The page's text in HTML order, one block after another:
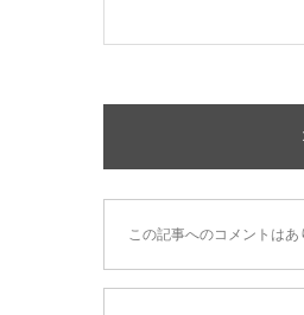
この記事へのコメントはあ